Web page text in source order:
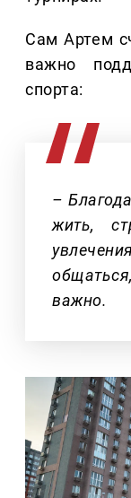
Сам Артем
важно
спорта:
–
жить,
важно.